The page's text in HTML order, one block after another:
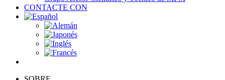
CONTACTE CON